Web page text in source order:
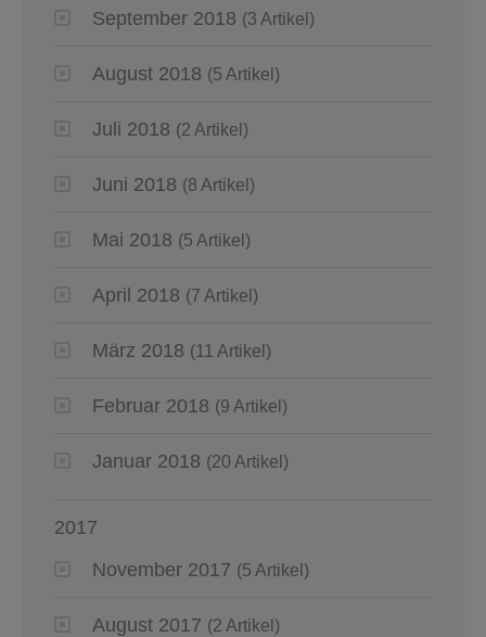
September 2018 (3 Artikel)
August 2018 (5 Artikel)
Juli 2018 (2 Artikel)
Juni 2018 (8 Artikel)
Mai 2018 (5 Artikel)
April 2018 (7 Artikel)
März 2018 (11 Artikel)
Februar 2018 (9 Artikel)
Januar 2018 (20 Artikel)
2017
November 2017 (5 Artikel)
August 2017 (2 Artikel)